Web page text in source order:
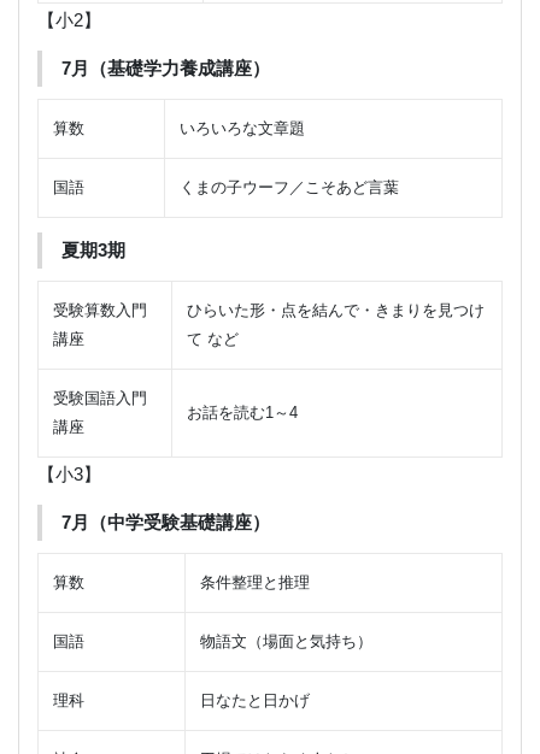
【小2】
7月（基礎学力養成講座）
算数 いろいろな文章題
国語 くまの子ウーフ／こそあど言葉
夏期3期
受験算数入門
講座
ひらいた形・点を結んで・きまりを見つけ
て など
受験国語入門
講座
お話を読む1～4
【小3】
7月（中学受験基礎講座）
算数 条件整理と推理
国語 物語文（場面と気持ち）
理科 日なたと日かげ